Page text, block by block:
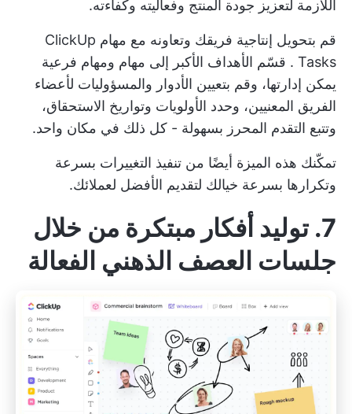
اللازمة لتعزيز جودة المنتج وفعاليته وكفاءته.
قم بتحويل إنتاجية فريقك وتعاونه مع
مهام ClickUp
Tasks . قسّم الأهداف الأكبر إلى مهام ومهام فرعية
يمكن إدارتها، وقم بتعيين الأدوار والمسؤوليات لأعضاء
الفريق المعنيين، وحدد الأولويات وتواريخ الاستحقاق،
وتتبع التقدم المحرز بسهولة - كل ذلك في مكان واحد.
تمكّنك هذه الميزة أيضًا من تنفيذ التغييرات بسرعة
وتكرارها بسرعة خيالك لتقديم الأفضل لعملائك.
7. توليد أفكار مبتكرة من خلال
جلسات العصف الذهني الفعالة